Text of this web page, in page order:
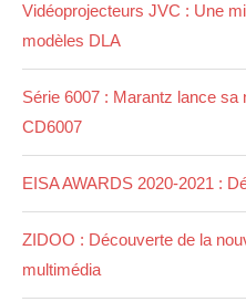
Vidéoprojecteurs JVC : Une
modèles DLA
Série 6007 : Marantz lance sa
CD6007
EISA AWARDS 2020-2021 :
ZIDOO : Découverte de la
multimédia